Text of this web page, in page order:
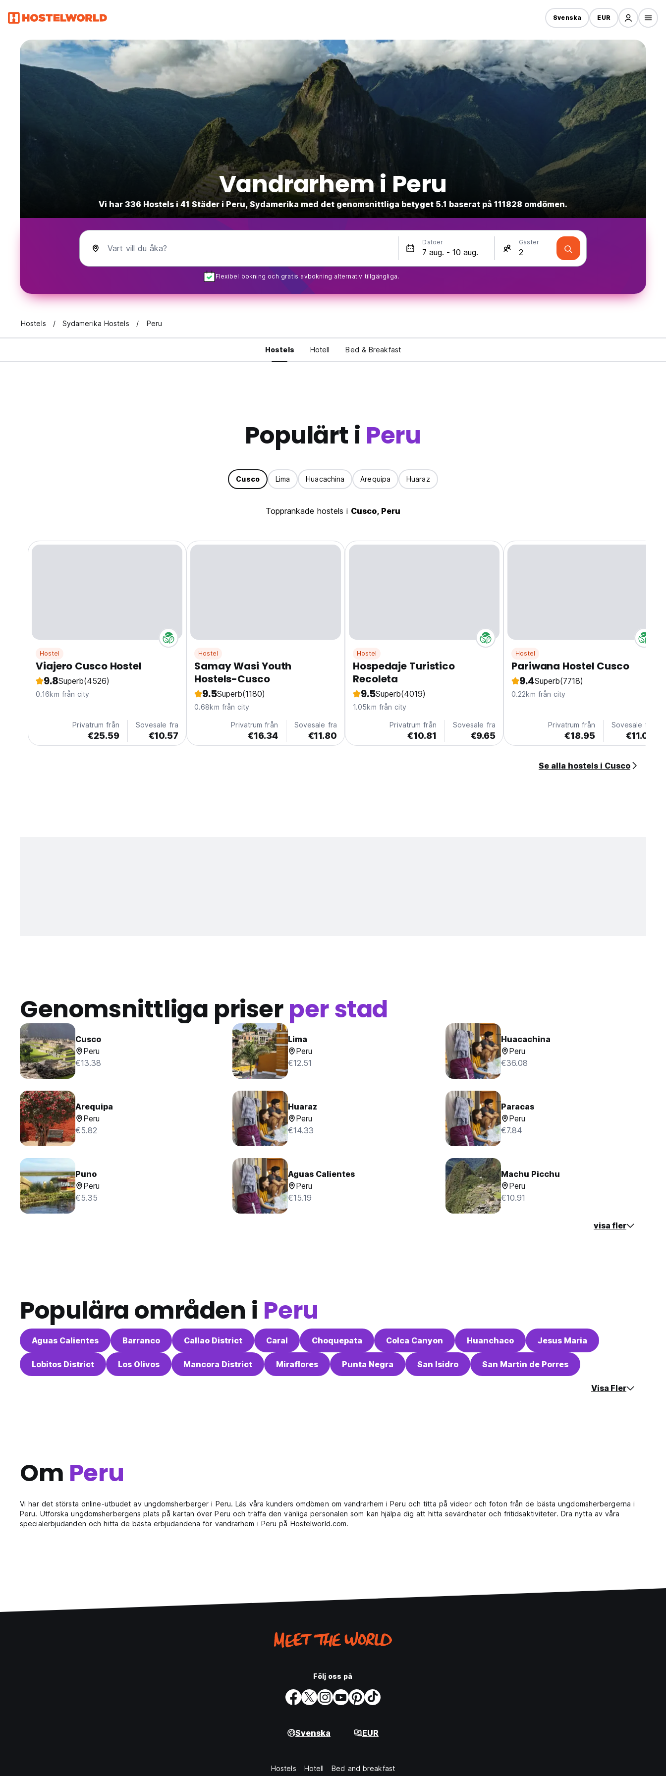
Svenska EUR
Vandrarhem i Peru
Vi har 336 Hostels i 41 Städer i Peru, Sydamerika med det genomsnittliga betyget 5.1 baserat på 111828 omdömen.
Vart vill du åka?
Datoer Gäster
Flexibel bokning och gratis avbokning alternativ tillgängliga.
Hostels Sydamerika Hostels Peru
Hostels Hotell Bed & Breakfast
Populärt i Peru
Cusco Lima Huacachina Arequipa Huaraz
Topprankade hostels i Cusco, Peru
Hostel
Viajero Cusco Hostel
9.8Superb(4526)
0.16km från city
Privatrum från
€25.59
Sovesale fra
€10.57
Hostel
Samay Wasi Youth
Hostels-Cusco
9.5Superb(1180)
0.68km från city
Privatrum från
€16.34
Sovesale fra
€11.80
Hostel
Hospedaje Turistico
Recoleta
9.5Superb(4019)
1.05km från city
Privatrum från
€10.81
Sovesale fra
€9.65
Hostel
Pariwana Hostel Cusco
9.4Superb(7718)
0.22km från city
Privatrum från
€18.95
Sovesale fra
€11.08
Se alla hostels i Cusco
Genomsnittliga priserper stad
Cusco
Peru
€13.38
Lima
Peru
€12.51
Huacachina
Peru
€36.08
Arequipa
Peru
€5.82
Huaraz
Peru
€14.33
Paracas
Peru
€7.84
Puno
Peru
€5.35
Aguas Calientes
Peru
€15.19
Machu Picchu
Peru
€10.91
visa fler
Populära områden i Peru
Aguas Calientes Barranco Callao District Caral Choquepata Colca Canyon Huanchaco Jesus Maria
Lobitos District Los Olivos Mancora District Miraflores Punta Negra San Isidro San Martin de Porres
Visa Fler
Om Peru
Vi har det största online-utbudet av ungdomsherberger i Peru. Läs våra kunders omdömen om vandrarhem i Peru och titta på videor och foton från de bästa ungdomsherbergerna i
Peru. Utforska ungdomsherbergens plats på kartan över Peru och träffa den vänliga personalen som kan hjälpa dig att hitta sevärdheter och fritidsaktiviteter. Dra nytta av våra
specialerbjudanden och hitta de bästa erbjudandena för vandrarhem i Peru på Hostelworld.com.
Följ oss på
Svenska EUR
Hostels Hotell Bed and breakfast